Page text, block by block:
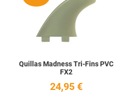
Quillas Madness Tri-Fins PVC
FX2
24,95 €